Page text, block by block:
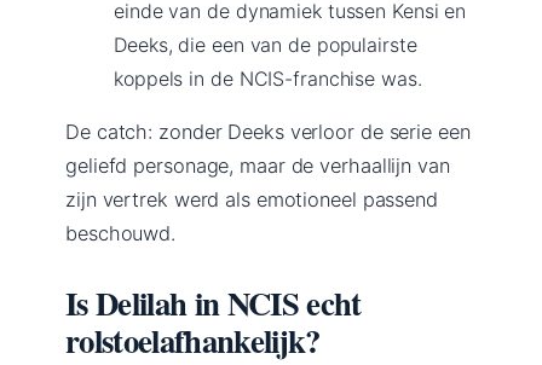
einde van de dynamiek tussen Kensi en
Deeks, die een van de populairste
koppels in de NCIS-franchise was.
De catch: zonder Deeks verloor de serie een
geliefd personage, maar de verhaallijn van
zijn vertrek werd als emotioneel passend
beschouwd.
Is Delilah in NCIS echt
rolstoelafhankelijk?